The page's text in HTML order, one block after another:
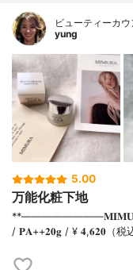
ビューティーカ
yung
5.00
万能化粧下地
**⁡⁡⁡————————⁡𝐌𝐈𝐌𝐔𝐑𝐀ス
/ 𝐏𝐀++⁡𝟐𝟎𝐠 / ¥ 𝟒,𝟔𝟐𝟎